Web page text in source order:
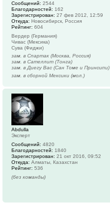
Сообщений: 2544
Благодарностей: 162
Зарегистрирован: 27 фев 2012, 12:59
Откуда: Новосибирск, Россия
Рейтинг: 604
Вердер (Германия)
Чивас (Мексика)
Сува (Фиджи)
зам. в Спартак (Москва, Россия)
зам. в Сателлит (Тонга)
зам. в Диегу Вас (Сан Томе и Принсипи)
зам. в сборной Мексики (мол.)
Abdulla
Эксперт
Сообщений: 4820
Благодарностей: 1840
Зарегистрирован: 21 окт 2016, 09:52
Откуда: Алматы, Казахстан
Рейтинг: 536
(без команды)